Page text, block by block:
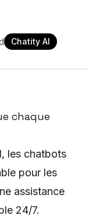
Chatity AI
chaque
les chatbots
pour les
assistance
24/7.